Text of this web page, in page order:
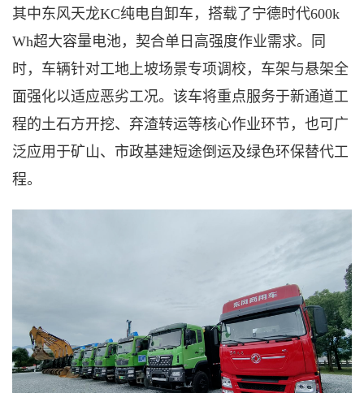
其中东风天龙KC纯电自卸车，搭载了宁德时代600k
Wh超大容量电池，契合单日高强度作业需求。同
时，车辆针对工地上坡场景专项调校，车架与悬架全
面强化以适应恶劣工况。该车将重点服务于新通道工
程的土石方开挖、弃渣转运等核心作业环节，也可广
泛应用于矿山、市政基建短途倒运及绿色环保替代工
程。